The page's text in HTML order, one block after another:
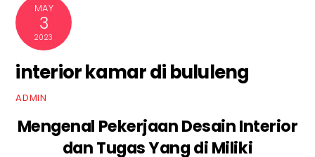
MAY
3
2023
interior kamar di bululeng
ADMIN
Mengenal Pekerjaan Desain Interior
dan Tugas Yang di Miliki